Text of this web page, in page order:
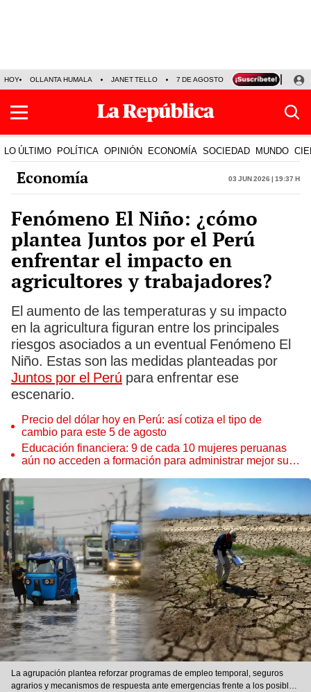
HOY OLLANTA HUMALA JANET TELLO 7 DE AGOSTO TINKA RESULTADOS
LO ÚLTIMO POLÍTICA OPINIÓN ECONOMÍA SOCIEDAD MUNDO
Economía 03 Jun 2026 | 19:37 h
Fenómeno El Niño: ¿cómo
plantea Juntos por el Perú
enfrentar el impacto en
agricultores y trabajadores?
El aumento de las temperaturas y su impacto
en la agricultura figuran entre los principales
riesgos asociados a un eventual Fenómeno El
Niño. Estas son las medidas planteadas por
Juntos por el Perú para enfrentar ese
escenario.
Precio del dólar hoy en Perú: así cotiza el tipo de
cambio para este 5 de agosto
Educación financiera: 9 de cada 10 mujeres peruanas
aún no acceden a formación para administrar mejor su
La agrupación plantea reforzar programas de empleo temporal, seguros
agrarios y mecanismos de respuesta ante emergencias frente a los posibles